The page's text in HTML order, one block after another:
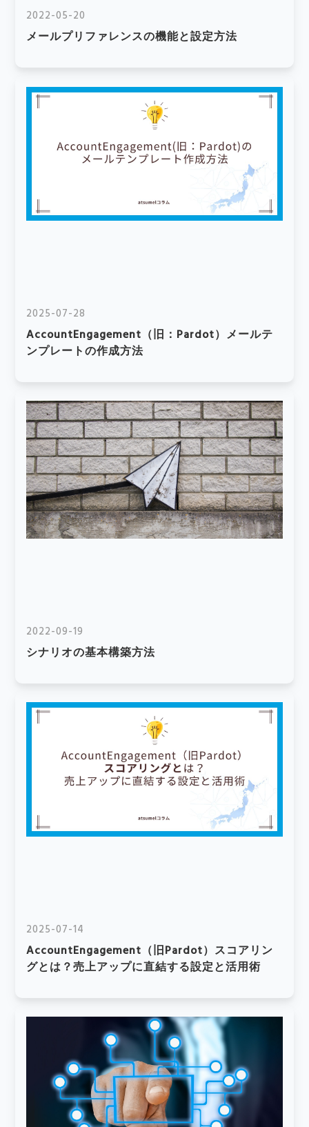
2022-05-20
メールプリファレンスの機能と設定方法
2025-07-28
AccountEngagement（旧：Pardot）メールテ
ンプレートの作成方法
2022-09-19
シナリオの基本構築方法
2025-07-14
AccountEngagement（旧Pardot）スコアリン
グとは？売上アップに直結する設定と活用術